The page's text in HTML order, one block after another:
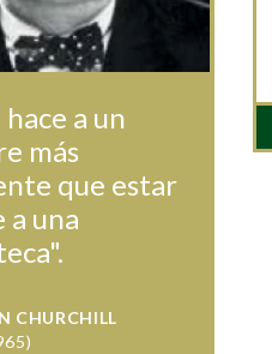
a un
más
que estar
una
CHURCHILL